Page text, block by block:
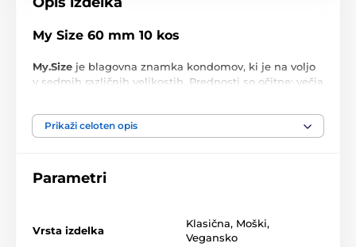
My Size 60 mm 10 kos
My.Size je blagovna znamka kondomov, ki je na voljo
v sedmih različnih velikostih. Prednosti so očitne: večja
My.Size zagotavljajo optimalno prileganje in udobje,
saj preprečujejo neprijetno premikanje kondoma ter
nudijo zaščito pred neželeno nosečnostjo in spolno
Kondomi so originalni in so lahko dostavljeni brez
Velikost kondoma Za obseg penisa
Prikaži celoten opis
Parametri
Vrsta izdelka
Klasična, Moški,
Vegansko